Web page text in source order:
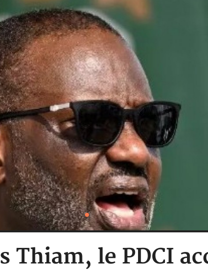
Thiam, le PDCI